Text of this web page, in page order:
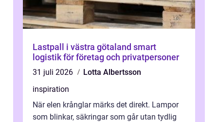
Lastpall i västra götaland smart
logistik för företag och privatpersoner
31 juli 2026
Lotta Albertsson
inspiration
När elen krånglar märks det direkt. Lampor
som blinkar, säkringar som går utan tydlig